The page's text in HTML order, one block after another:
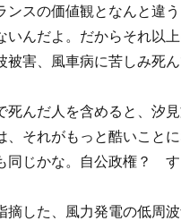
ンスの価値観となんと違
いんだよ。だからそれ以
被害、風車病に苦しみ死
死んだ人を含めると、汐
、それがもっと酷いこと
同じかな。自公政権？ す
摘した、風力発電の低周